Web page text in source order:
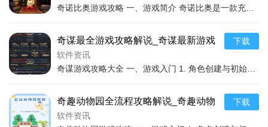
2.合理利用道具
奇谋最全游戏攻略解说_奇谋最新游戏
技巧通关
软件资讯
下载
奇趣动物园全流程攻略解说_奇趣动物
园最新玩法技巧通关
软件资讯
下载